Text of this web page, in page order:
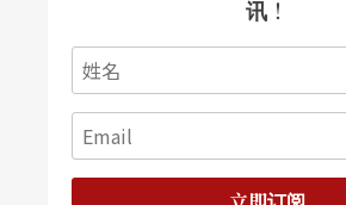
环绕在为自由、和平奋斗、人生
与狂喜忘我。一如七○年代的许
他鄙弃史坦尼斯拉夫斯基的自然
耶荷德（Vsevolod Meyerhold）
形式化的肢体语言才能表达人的
讯！